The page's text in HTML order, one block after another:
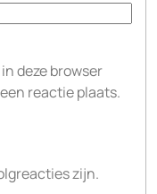
deze browser
reactie plaats.
zijn.